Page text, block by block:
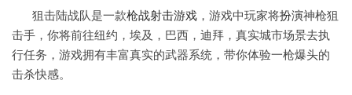
狙击陆战队是一款枪战射击游戏 ，游戏中玩家将扮演神枪狙
击手，你将前往纽约，埃及，巴西，迪拜，真实城市场景去执
行任务，游戏拥有丰富真实的武器系统，带你体验一枪爆头的
击杀快感。